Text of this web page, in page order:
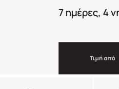
7 ημέρες, 4
Τιμή από